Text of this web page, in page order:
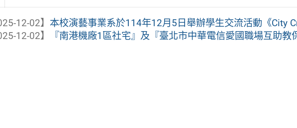
12-02】 本校演藝事業系於114年12月5日舉辦學生交流活動《City
12-02】
『南港機廠1區社宅』及『臺北市中華電信愛國職場互助教